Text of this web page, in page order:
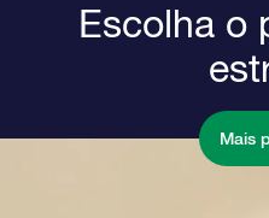
Escolha o
Mais